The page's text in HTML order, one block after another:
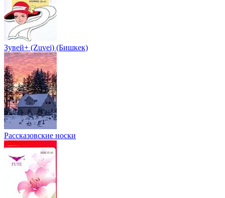
Зувей+ (Zuvei) (Бишкек)
Рассказовские носки